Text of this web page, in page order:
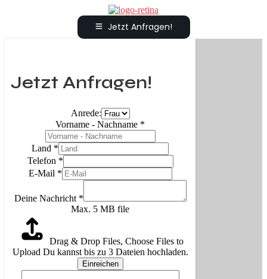
Jetzt Anfragen!
Jetzt Anfragen!
Anrede:
Vorname - Nachname *
Land *
Telefon *
E-Mail *
Deine Nachricht *
Max. 5 MB file
Drag & Drop Files, Choose Files to
Upload Du kannst bis zu 3 Dateien hochladen.
Einreichen